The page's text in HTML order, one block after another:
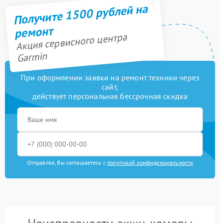
Получите 1500 рублей на
ремонт
Акция сервисного центра
Garmin
При оформлении заявки на ремонт техники через
сайт,
действует персональная бессрочная скидка
Отправляя, Вы соглашаетесь с политикой конфиденциальности